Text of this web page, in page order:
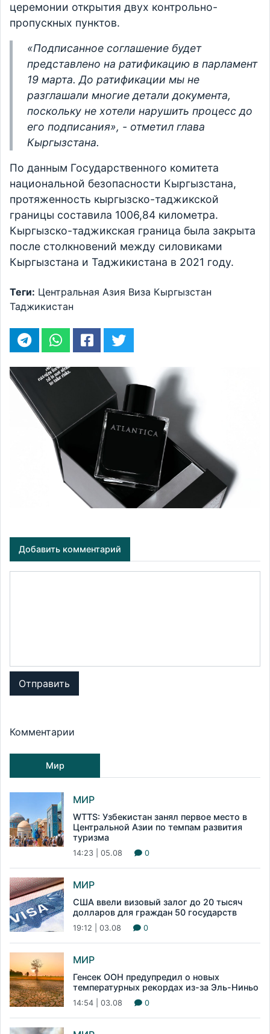
церемонии открытия двух контрольно-
пропускных пунктов.
«Подписанное соглашение будет
представлено на ратификацию в парламент
19 марта. До ратификации мы не
разглашали многие детали документа,
поскольку не хотели нарушить процесс до
его подписания», - отметил глава
Кыргызстана.
По данным Государственного комитета
национальной безопасности Кыргызстана,
протяженность кыргызско-таджикской
границы составила 1006,84 километра.
Кыргызско-таджикская граница была закрыта
после столкновений между силовиками
Кыргызстана и Таджикистана в 2021 году.
Теги: Центральная Азия Виза Кыргызстан
Таджикистан
Добавить комментарий
Отправить
Комментарии
Мир
МИР
WTTS: Узбекистан занял первое место в
Центральной Азии по темпам развития
туризма
14:23 | 05.08 0
МИР
США ввели визовый залог до 20 тысяч
долларов для граждан 50 государств
19:12 | 03.08 0
МИР
Генсек ООН предупредил о новых
температурных рекордах из-за Эль-Ниньо
14:54 | 03.08 0